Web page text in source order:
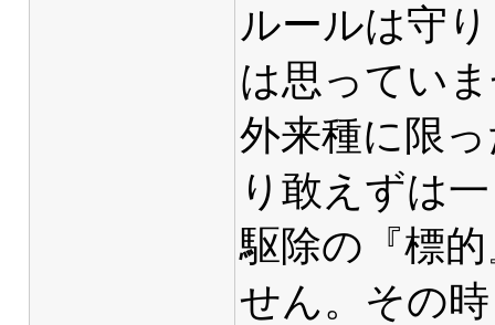
ルールは守
は思ってい
外来種に限
り敢えずは
駆除の『標
せん。その